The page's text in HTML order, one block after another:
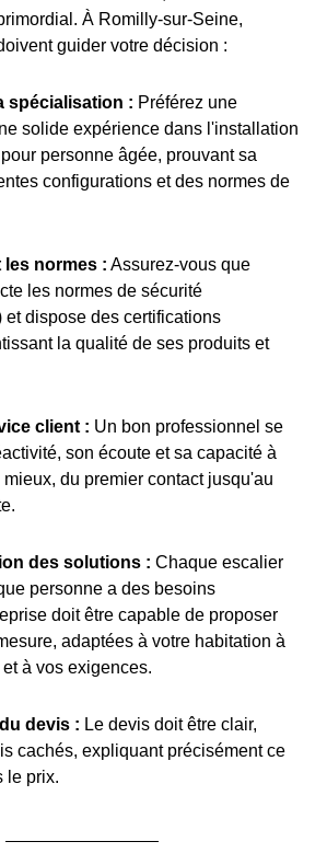
À Romilly-sur-Seine,
guider votre décision :
spécialisation : Préférez une
solide expérience dans l'installation
personne âgée, prouvant sa
configurations et des normes de
les normes : Assurez-vous que
les normes de sécurité
et dispose des certifications
la qualité de ses produits et
client : Un bon professionnel se
son écoute et sa capacité à
du premier contact jusqu'au
des solutions : Chaque escalier
personne a des besoins
doit être capable de proposer
adaptées à votre habitation à
à vos exigences.
devis : Le devis doit être clair,
cachés, expliquant précisément ce
le prix.